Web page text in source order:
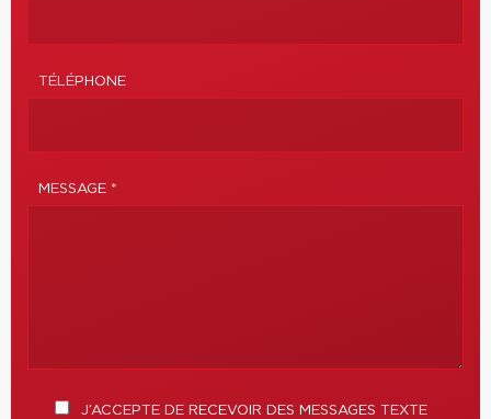
TÉLÉPHONE
MESSAGE *
J’ACCEPTE DE RECEVOIR DES MESSAGES TEXTE